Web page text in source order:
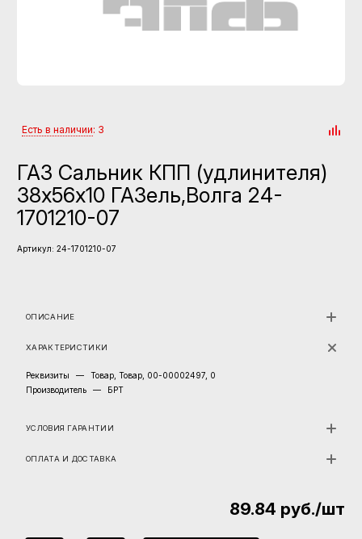
Есть в наличии: 3
ГАЗ Сальник КПП (удлинителя)
38х56х10 ГАЗель,Волга 24-
1701210-07
Артикул: 24-1701210-07
ОПИСАНИЕ
ХАРАКТЕРИСТИКИ
Реквизиты —
Товар, Товар, 00-00002497, 0
Производитель
— БРТ
УСЛОВИЯ ГАРАНТИИ
ОПЛАТА И ДОСТАВКА
89.84 руб./шт